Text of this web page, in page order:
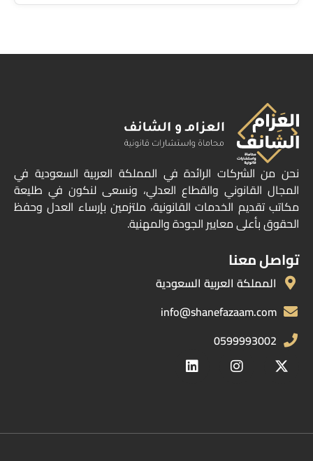
نحن من الشركات الرائدة في المملكة العربية السعودية في
المجال القانوني والقطاع العدلي، ونسعى لنكون في طليعة
مكاتب تقديم الخدمات القانونية، ملتزمين بإرساء العدل وحفظ
الحقوق بأعلى معايير الجودة والمهنية.
تواصل معنا
المملكة العربية السعودية
info@shanefazaam.com
0599993002